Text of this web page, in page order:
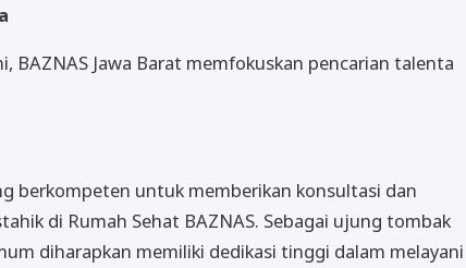
BAZNAS Jawa Barat memfokuskan pencarian talenta
berkompeten untuk memberikan konsultasi dan
di Rumah Sehat BAZNAS. Sebagai ujung tombak
diharapkan memiliki dedikasi tinggi dalam melayani